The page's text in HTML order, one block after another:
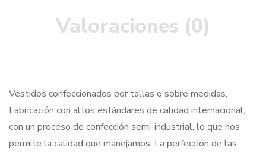
Valoraciones (0)
Vestidos confeccionados por tallas o sobre medidas.
Fabricación con altos estándares de calidad internacional,
con un proceso de confección semi-industrial, lo que nos
permite la calidad que manejamos. La perfección de las